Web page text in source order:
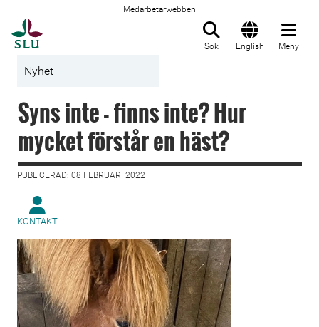
Medarbetarwebben
Sök English Meny
Nyhet
Syns inte - finns inte? Hur
mycket förstår en häst?
PUBLICERAD: 08 FEBRUARI 2022
KONTAKT